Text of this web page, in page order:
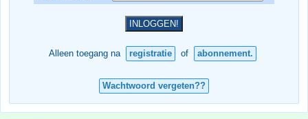
Alleen toegang na registratie of abonnement.
Wachtwoord vergeten??